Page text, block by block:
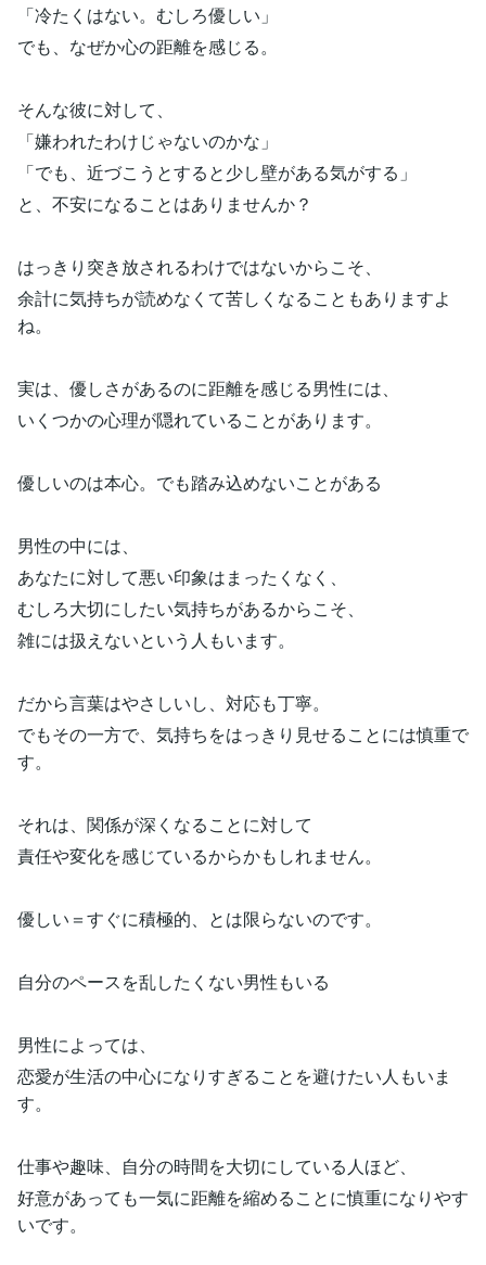
「冷たくはない。むしろ優しい」
でも、なぜか心の距離を感じる。
そんな彼に対して、
「嫌われたわけじゃないのかな」
「でも、近づこうとすると少し壁がある気がする」
と、不安になることはありませんか？
はっきり突き放されるわけではないからこそ、
余計に気持ちが読めなくて苦しくなることもありますよ
ね。
実は、優しさがあるのに距離を感じる男性には、
いくつかの心理が隠れていることがあります。
優しいのは本心。でも踏み込めないことがある
男性の中には、
あなたに対して悪い印象はまったくなく、
むしろ大切にしたい気持ちがあるからこそ、
雑には扱えないという人もいます。
だから言葉はやさしいし、対応も丁寧。
でもその一方で、気持ちをはっきり見せることには慎重で
す。
それは、関係が深くなることに対して
責任や変化を感じているからかもしれません。
優しい＝すぐに積極的、とは限らないのです。
自分のペースを乱したくない男性もいる
男性によっては、
恋愛が生活の中心になりすぎることを避けたい人もいま
す。
仕事や趣味、自分の時間を大切にしている人ほど、
好意があっても一気に距離を縮めることに慎重になりやす
いです。